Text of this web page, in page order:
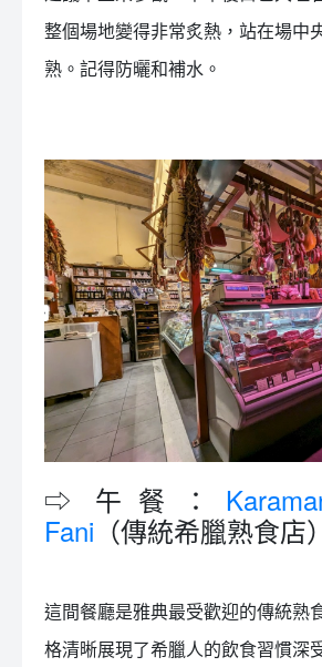
整個場地變得非常炙熱，站在場中
熟。記得防曬和補水。
⇨ 午餐：
Fani （傳統希臘熟食店）
這間餐廳是雅典最受歡迎的傳統熟
格清晰展現了希臘人的飲食習慣深